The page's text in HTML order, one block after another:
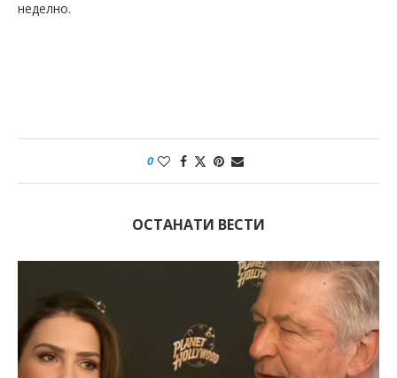
неделно.
0
ОСТАНАТИ ВЕСТИ